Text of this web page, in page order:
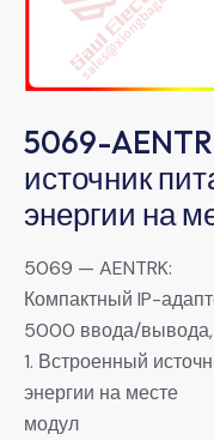
5069-
источник
энергии на
5069 — AENTRK:
Компактный IP-
5000 ввода/
1. Встроенный
энергии на месте
модул